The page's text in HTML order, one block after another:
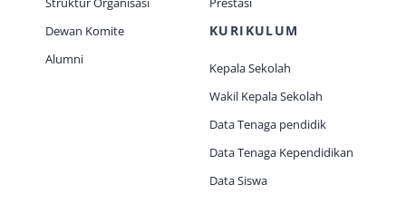
Dewan Komite
Alumni
KURIKULUM
Kepala Sekolah
Wakil Kepala Sekolah
Data Tenaga pendidik
Data Tenaga Kependidikan
Data Siswa